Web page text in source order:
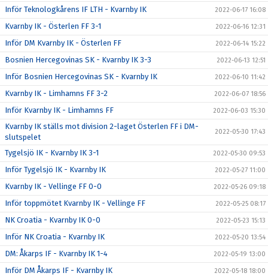
Inför Teknologkårens IF LTH - Kvarnby IK 2022-06-17 16:08
Kvarnby IK - Österlen FF 3-1 2022-06-16 12:31
Inför DM Kvarnby IK - Österlen FF 2022-06-14 15:22
Bosnien Hercegovinas SK - Kvarnby IK 3-3 2022-06-13 12:51
Inför Bosnien Hercegovinas SK - Kvarnby IK 2022-06-10 11:42
Kvarnby IK - Limhamns FF 3-2 2022-06-07 18:56
Inför Kvarnby IK - Limhamns FF 2022-06-03 15:30
Kvarnby IK ställs mot division 2-laget Österlen FF i DM-
slutspelet
2022-05-30 17:43
Tygelsjö IK - Kvarnby IK 3-1 2022-05-30 09:53
Inför Tygelsjö IK - Kvarnby IK 2022-05-27 11:00
Kvarnby IK - Vellinge FF 0-0 2022-05-26 09:18
Inför toppmötet Kvarnby IK - Vellinge FF 2022-05-25 08:17
NK Croatia - Kvarnby IK 0-0 2022-05-23 15:13
Inför NK Croatia - Kvarnby IK 2022-05-20 13:54
DM: Åkarps IF - Kvarnby IK 1-4 2022-05-19 13:00
Inför DM Åkarps IF - Kvarnby IK 2022-05-18 18:00